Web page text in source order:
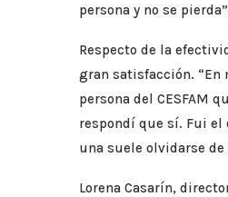
persona y no se
Respecto de la
gran satisfacción. “En
persona del CESFAM
respondí que sí. Fui el
una suele olvidarse
Lorena Casarín,